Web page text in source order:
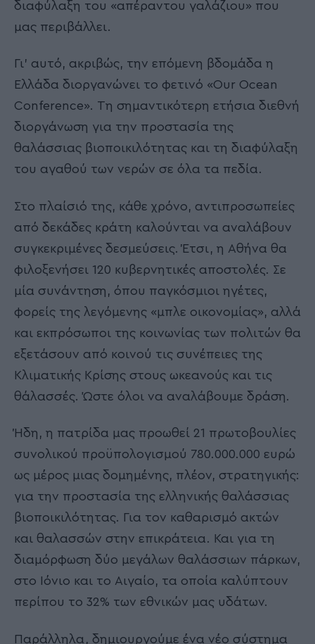
διαφύλαξη του «απέραντου γαλάζιου» που
μας περιβάλλει.
Γι’ αυτό, ακριβώς, την επόμενη βδομάδα η
Ελλάδα διοργανώνει το φετινό «Our Ocean
Conference». Τη σημαντικότερη ετήσια διεθνή
διοργάνωση για την προστασία της
θαλάσσιας βιοποικιλότητας και τη διαφύλαξη
του αγαθού των νερών σε όλα τα πεδία.
Στο πλαίσιό της, κάθε χρόνο, αντιπροσωπείες
από δεκάδες κράτη καλούνται να αναλάβουν
συγκεκριμένες δεσμεύσεις. Έτσι, η Αθήνα θα
φιλοξενήσει 120 κυβερνητικές αποστολές. Σε
μία συνάντηση, όπου παγκόσμιοι ηγέτες,
φορείς της λεγόμενης «μπλε οικονομίας», αλλά
και εκπρόσωποι της κοινωνίας των πολιτών θα
εξετάσουν από κοινού τις συνέπειες της
Κλιματικής Κρίσης στους ωκεανούς και τις
θάλασσές. Ώστε όλοι να αναλάβουμε δράση.
Ήδη, η πατρίδα μας προωθεί 21 πρωτοβουλίες
συνολικού προϋπολογισμού 780.000.000 ευρώ
ως μέρος μιας δομημένης, πλέον, στρατηγικής:
για την προστασία της ελληνικής θαλάσσιας
βιοποικιλότητας. Για τον καθαρισμό ακτών
και θαλασσών στην επικράτεια. Και για τη
διαμόρφωση δύο μεγάλων θαλάσσιων πάρκων,
στο Ιόνιο και το Αιγαίο, τα οποία καλύπτουν
περίπου το 32% των εθνικών μας υδάτων.
Παράλληλα, δημιουργούμε ένα νέο σύστημα